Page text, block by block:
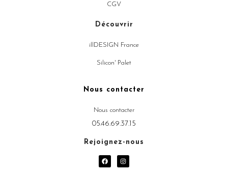
CGV
Découvrir
illDESIGN France
Silicon' Palet
Nous contacter
Nous contacter
05.46.69.37.15
Rejoignez-nous
F
a
I
n